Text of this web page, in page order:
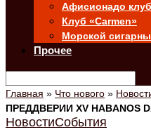
Афисионадо клуб
Клуб «Carmen»
Морской
Прочее
Главная » Что нового »
ПРЕДДВЕРИИ XV HABANOS
НовостиСобытия